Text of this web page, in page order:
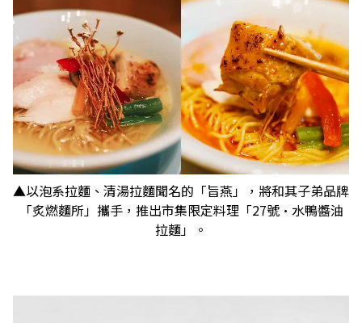
▲以泡系拉麵、清湯拉麵聞名的「旨燕」，將和其子弟品牌
「炙燃麵所」攜手，推出市集限定料理「27號·水鴨醬油
拉麵」。